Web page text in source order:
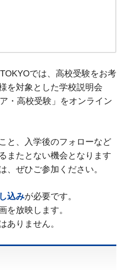
では、高校受験をお考
を対象とした学校説明会
・高校受験」をオンライン
と、入学後のフォローなど
またとない機会となります
、ぜひご参加ください。
込みが必要です。
を放映します。
ありません。